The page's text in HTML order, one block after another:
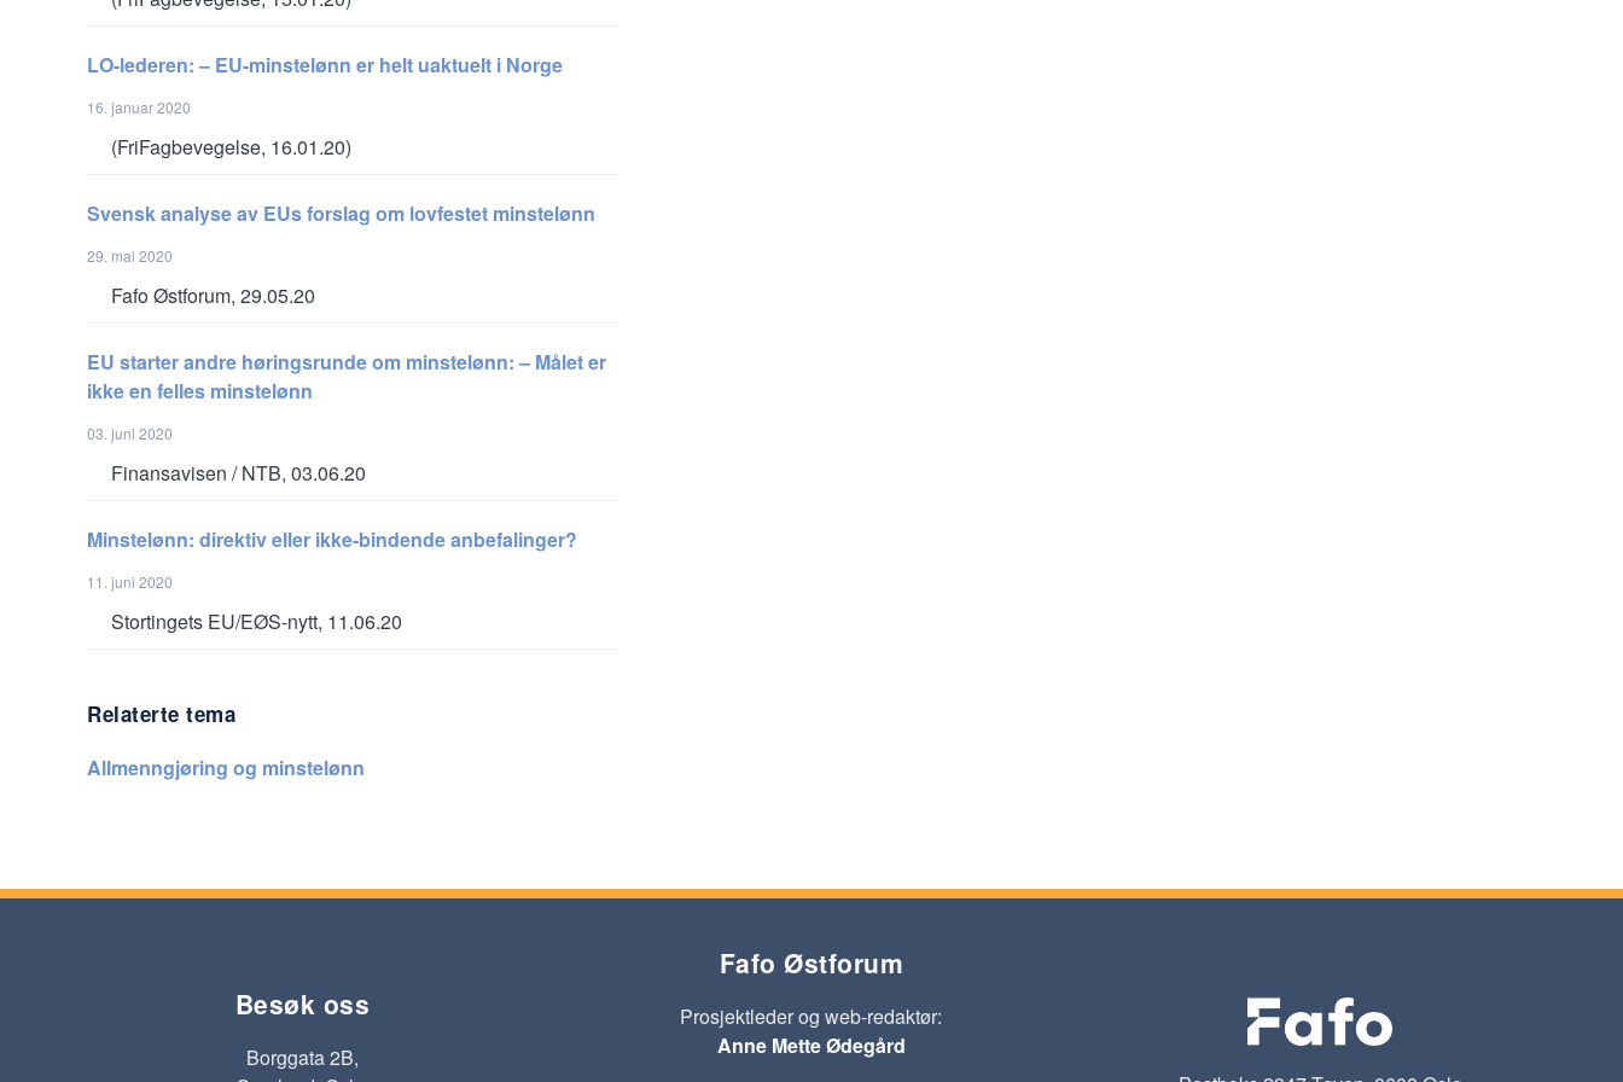
LO-lederen: – EU-minstelønn er helt uaktuelt i Norge
16. januar 2020
(FriFagbevegelse, 16.01.20)
Svensk analyse av EUs forslag om lovfestet minstelønn
29. mai 2020
Fafo Østforum, 29.05.20
EU starter andre høringsrunde om minstelønn: – Målet er
ikke en felles minstelønn
03. juni 2020
Finansavisen / NTB, 03.06.20
Minstelønn: direktiv eller ikke-bindende anbefalinger?
11. juni 2020
Stortingets EU/EØS-nytt, 11.06.20
Relaterte tema
Allmenngjøring og minstelønn
Besøk oss
Borggata 2B,
Fafo Østforum
Prosjektleder og web-redaktør:
Anne Mette Ødegård